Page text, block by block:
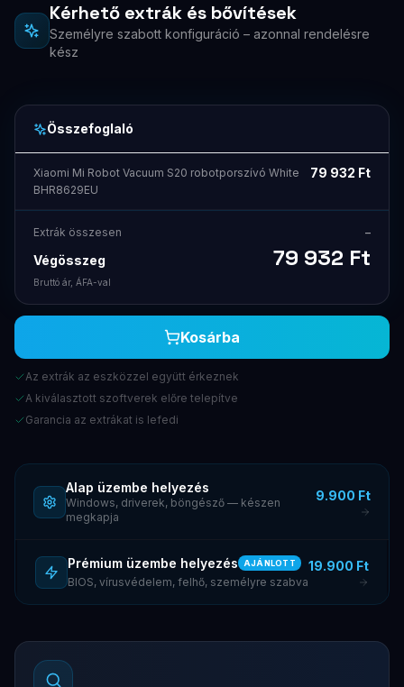
Kérhető extrák és bővítések
Személyre szabott konfiguráció – azonnal rendelésre
kész
Összefoglaló
Xiaomi Mi Robot Vacuum S20 robotporszívó White
BHR8629EU
79 932 Ft
Extrák összesen –
Végösszeg 79 932 Ft
Bruttó ár, ÁFA-val
Kosárba
Az extrák az eszközzel együtt érkeznek
A kiválasztott szoftverek előre telepítve
Garancia az extrákat is lefedi
Alap üzembe helyezés
Windows, driverek, böngésző — készen
megkapja
9.900 Ft
Prémium üzembe helyezés AJÁNLOTT
BIOS, vírusvédelem, felhő, személyre szabva
19.900 Ft